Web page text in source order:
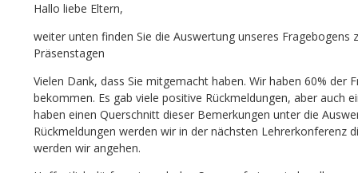
Hallo liebe Eltern,
weiter unten finden Sie die Auswertung unseres Fragebogens
Präsenstagen
Vielen Dank, dass Sie mitgemacht haben. Wir haben 60% der
bekommen. Es gab viele positive Rückmeldungen, aber auch
haben einen Querschnitt dieser Bemerkungen unter die
Rückmeldungen werden wir in der nächsten Lehrerkonferenz
werden wir angehen.